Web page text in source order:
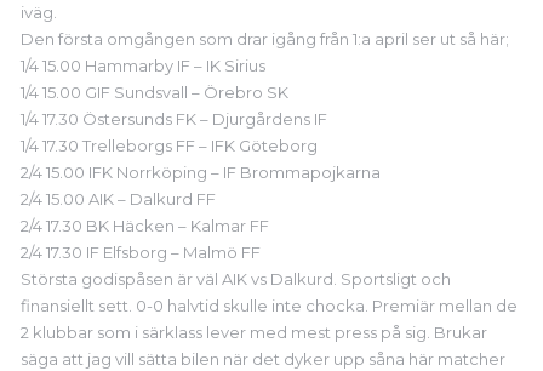
iväg.
Den första omgången som drar igång från 1:a april ser ut så här;
1/4 15.00 Hammarby IF – IK Sirius
1/4 15.00 GIF Sundsvall – Örebro SK
1/4 17.30 Östersunds FK – Djurgårdens IF
1/4 17.30 Trelleborgs FF – IFK Göteborg
2/4 15.00 IFK Norrköping – IF Brommapojkarna
2/4 15.00 AIK – Dalkurd FF
2/4 17.30 BK Häcken – Kalmar FF
2/4 17.30 IF Elfsborg – Malmö FF
Största godispåsen är väl AIK vs Dalkurd. Sportsligt och
finansiellt sett. 0-0 halvtid skulle inte chocka. Premiär mellan de
2 klubbar som i särklass lever med mest press på sig. Brukar
säga att jag vill sätta bilen när det dyker upp såna här matcher